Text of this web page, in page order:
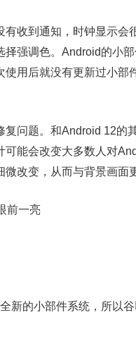
收到通知，时钟显示会
强调色。Android的小
使用后就没有更新过小
问题。和Android 12的
可能会改变大多数人对
改变，从而与背景画面
新的小部件系统，所以